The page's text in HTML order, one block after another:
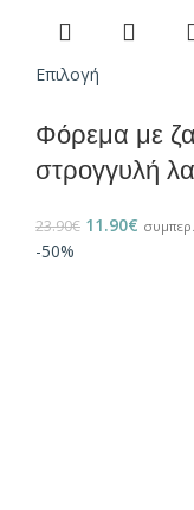
Επιλογή
Φόρεμα με
στρογγυλή
23.90€ 11.90€
-50%